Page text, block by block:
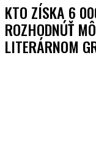
KTO ZÍSKA 6
ROZHODNÚŤ
LITERÁRNOM